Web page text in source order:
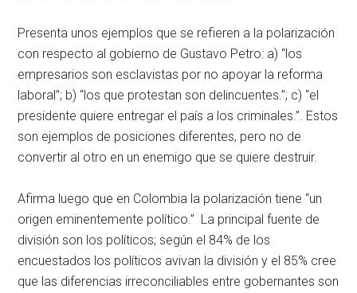
Presenta unos ejemplos que se refieren a la polarización
con respecto al gobierno de Gustavo Petro: a) “los
empresarios son esclavistas por no apoyar la reforma
laboral”; b) “los que protestan son delincuentes.”; c) “el
presidente quiere entregar el país a los criminales.”. Estos
son ejemplos de posiciones diferentes, pero no de
convertir al otro en un enemigo que se quiere destruir.
Afirma luego que en Colombia la polarización tiene “un
origen eminentemente político.” La principal fuente de
división son los políticos; según el 84% de los
encuestados los políticos avivan la división y el 85% cree
que las diferencias irreconciliables entre gobernantes son